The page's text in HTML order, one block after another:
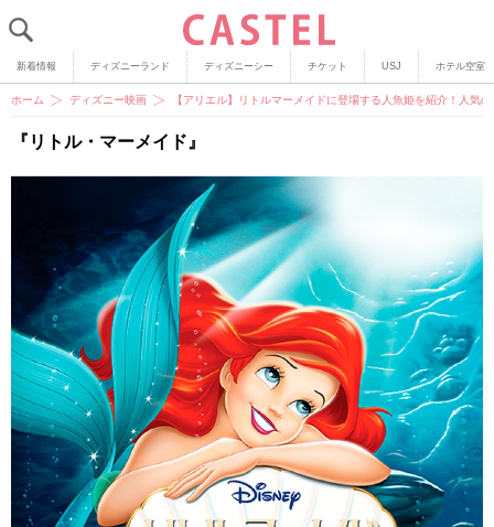
新着情報 ディズニーランド ディズニーシー チケット USJ ホテル空室
ホーム ディズニー映画 【アリエル】リトルマーメイドに登場する人魚姫を紹介！人気
『リトル・マーメイド』